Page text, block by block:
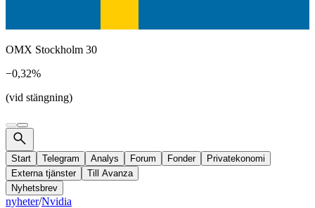
OMX Stockholm 30
−0,32%
(vid stängning)
Start Telegram Analys Forum Fonder
Privatekonomi
Externa tjänster
Till Avanza
Nyhetsbrev
nyheter/Nvidia